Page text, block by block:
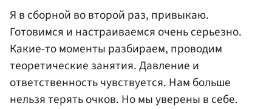
Я в сборной во второй раз, привыкаю.
Готовимся и настраиваемся очень серьезно.
Какие-то моменты разбираем, проводим
теоретические занятия. Давление и
ответственность чувствуется. Нам больше
нельзя терять очков. Но мы уверены в себе.